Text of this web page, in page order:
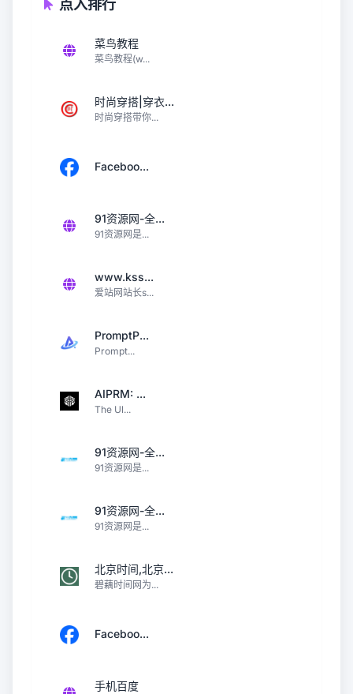
点入排行
菜鸟教程
菜鸟教程(w...
时尚穿搭|穿衣...
时尚穿搭带你...
Faceboo...
91资源网-全...
91资源网是...
www.kss...
爱站网站长s...
PromptP...
Prompt...
AIPRM: ...
The Ul...
91资源网-全...
91资源网是...
91资源网-全...
91资源网是...
北京时间,北京...
碧藕时间网为...
Faceboo...
手机百度